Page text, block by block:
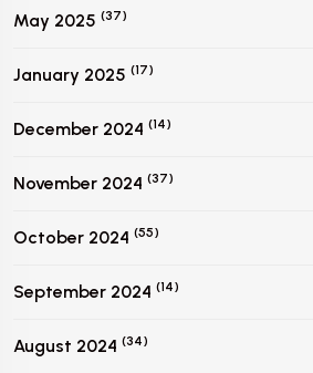
May 2025 (37)
January 2025 (17)
December 2024 (14)
November 2024 (37)
October 2024 (55)
September 2024 (14)
August 2024 (34)